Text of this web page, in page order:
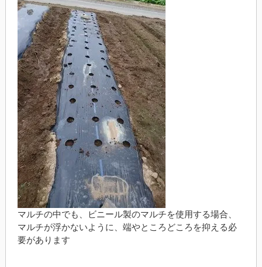
マルチの中でも、ビニール製のマルチを使用する場合、
マルチが浮かないように、端やところどころを抑える必
要があります